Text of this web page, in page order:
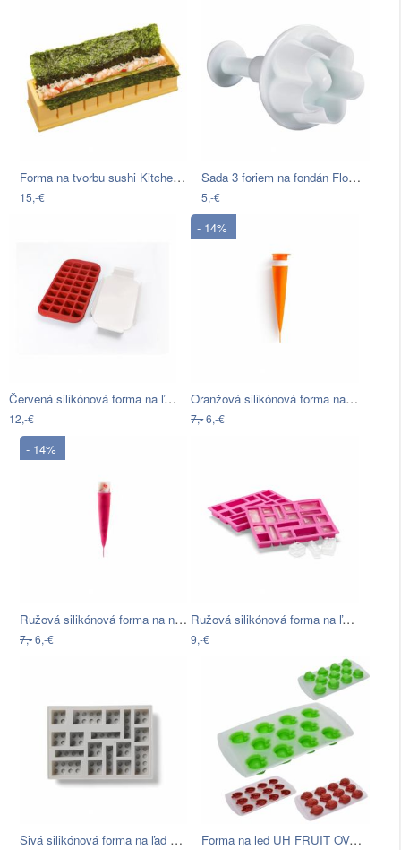
Forma na tvorbu sushi Kitchen Craft…
15,-€
Sada 3 foriem na fondán Flowers
5,-€
Červená silikónová forma na ľad Lékué…
12,-€
- 14%
Oranžová silikónová forma na nanuky…
7,-6,-€
- 14%
Ružová silikónová forma na nanuky Lékué…
7,-6,-€
Ružová silikónová forma na ľad v tvare…
9,-€
Sivá silikónová forma na ľad v tvare… Forma na led UH FRUIT OVOCE